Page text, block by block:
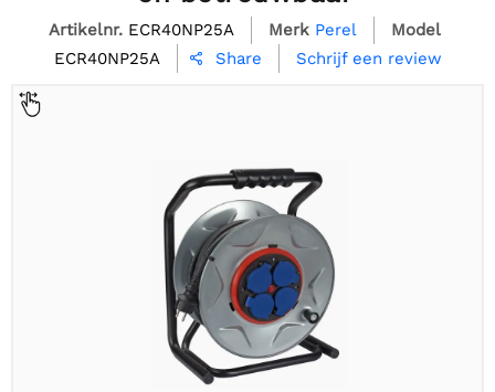
Artikelnr. ECR40NP25A Merk Perel
Model
ECR40NP25A
 Share Schrijf een review